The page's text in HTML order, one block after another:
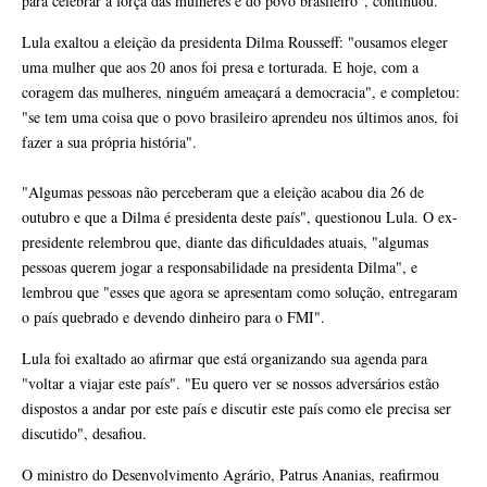
Lula exaltou a eleição da presidenta Dilma Rousseff: "ousamos eleger
uma mulher que aos 20 anos foi presa e torturada. E hoje, com a
coragem das mulheres, ninguém ameaçará a democracia", e completou:
"se tem uma coisa que o povo brasileiro aprendeu nos últimos anos, foi
fazer a sua própria história".
"Algumas pessoas não perceberam que a eleição acabou dia 26 de
outubro e que a Dilma é presidenta deste país", questionou Lula. O ex-
presidente relembrou que, diante das dificuldades atuais, "algumas
pessoas querem jogar a responsabilidade na presidenta Dilma", e
lembrou que "esses que agora se apresentam como solução, entregaram
o país quebrado e devendo dinheiro para o FMI".
Lula foi exaltado ao afirmar que está organizando sua agenda para
"voltar a viajar este país". "Eu quero ver se nossos adversários estão
dispostos a andar por este país e discutir este país como ele precisa ser
discutido", desafiou.
O ministro do Desenvolvimento Agrário, Patrus Ananias, reafirmou